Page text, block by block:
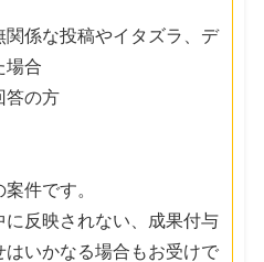
関係な投稿やイタズラ、デ
場合
答の方
件です。
反映されない、成果付与
いかなる場合もお受けで